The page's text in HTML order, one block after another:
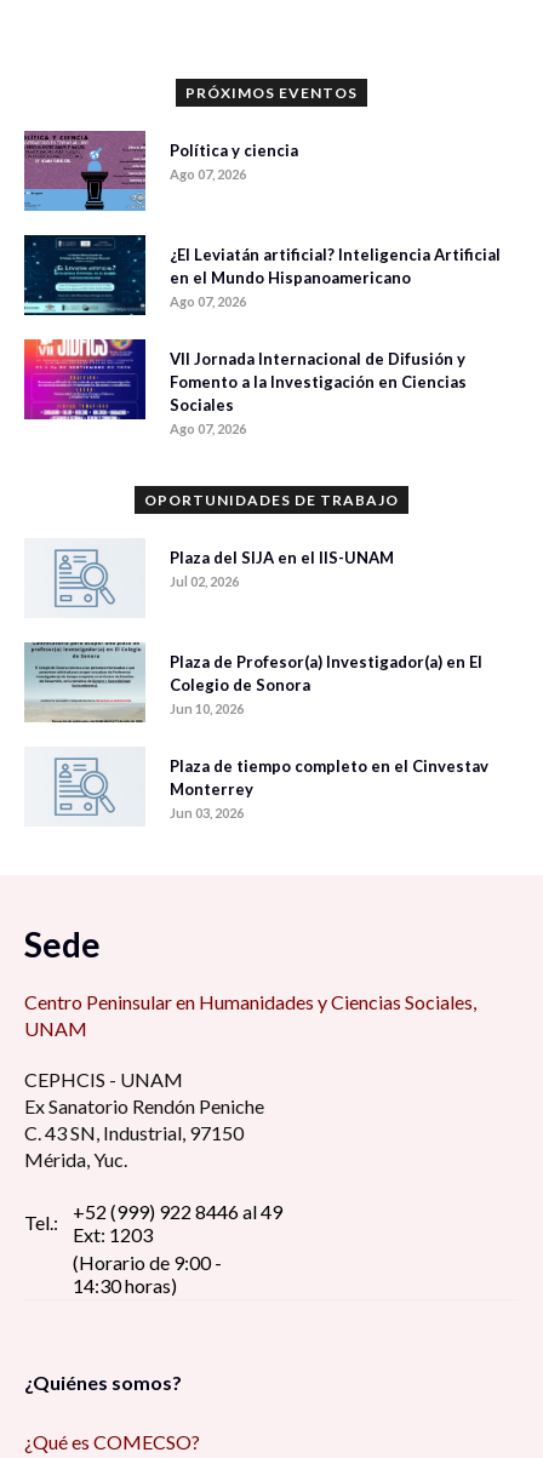
PRÓXIMOS EVENTOS
Política y ciencia
Ago 07, 2026
¿El Leviatán artificial? Inteligencia Artificial
en el Mundo Hispanoamericano
Ago 07, 2026
VII Jornada Internacional de Difusión y
Fomento a la Investigación en Ciencias
Sociales
Ago 07, 2026
OPORTUNIDADES DE TRABAJO
Plaza del SIJA en el IIS-UNAM
Jul 02, 2026
Plaza de Profesor(a) Investigador(a) en El
Colegio de Sonora
Jun 10, 2026
Plaza de tiempo completo en el Cinvestav
Monterrey
Jun 03, 2026
Sede
Centro Peninsular en Humanidades y Ciencias Sociales,
UNAM
CEPHCIS - UNAM
Ex Sanatorio Rendón Peniche
C. 43 SN, Industrial, 97150
Mérida, Yuc.
Tel.:
+52 (999) 922 8446 al 49
Ext: 1203
(Horario de 9:00 -
14:30 horas)
¿Quiénes somos?
¿Qué es COMECSO?